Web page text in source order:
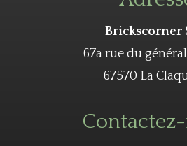
Brickscorner
67a rue du
67570 La